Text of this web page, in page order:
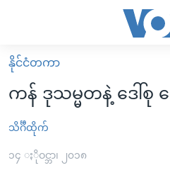
လွယ်ကူ
စေ
များ
မူလစာမျက်နှာ
မြန်မာ
ကမ္ဘာ့သတင်းများ
နိုင်ငံတကာ
ဗွီဒီယို
နိုင်ငံတကာ
ကန် ဒုသမ္မတနဲ့ ဒေါ်စု
သိင်္ဂီထိုက်
၁၄ ႏိုဝင္ဘာ၊ ၂၀၁၈